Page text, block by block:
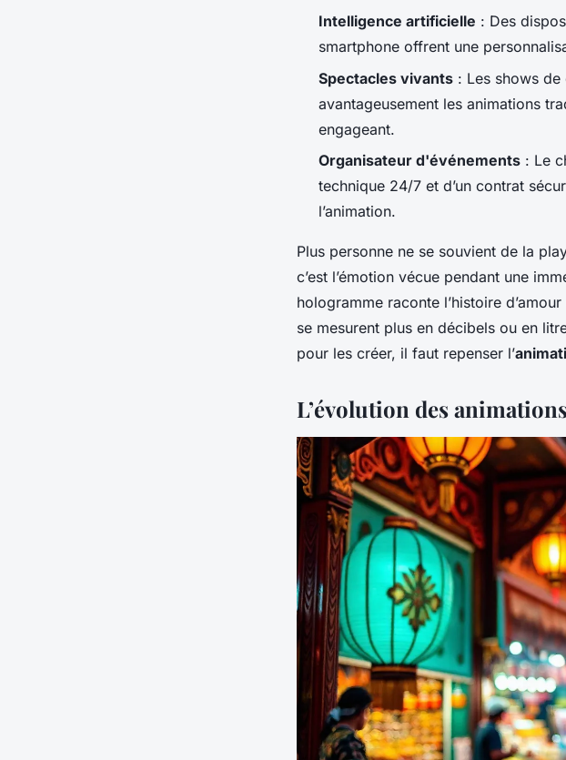
Intelligence artificielle : Des
smartphone offrent une
Spectacles vivants : Les shows
avantageusement les animations
engageant.
Organisateur d'événements : Le
technique 24/7 et d’un contrat
l’animation.
Plus personne ne se souvient de la
c’est l’émotion vécue pendant une
hologramme raconte l’histoire
se mesurent plus en décibels ou en
pour les créer, il faut repenser l’
L’évolution des